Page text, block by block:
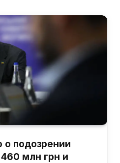
подозрении
млн грн и